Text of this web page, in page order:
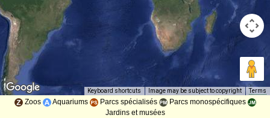
Keyboard shortcuts Image may be subject to copyright Terms
Zoos Aquariums Parcs spécialisés
Parcs monospécifiques
Jardins et musées